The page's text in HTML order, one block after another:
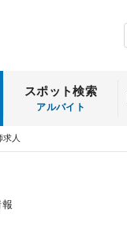
スポット検索
アルバイト
人